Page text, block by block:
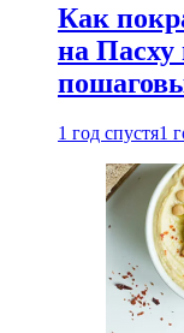
Как
на Пасху
1 год спустя1